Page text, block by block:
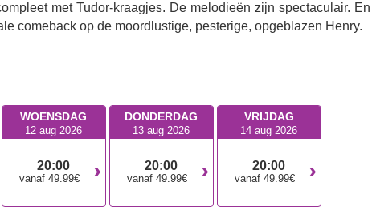
met Tudor-kraagjes. De melodieën zijn spectaculair. En
comeback op de moordlustige, pesterige, opgeblazen Henry.
WOENSDAG
12 aug 2026
20:00
vanaf 49.99€
DONDERDAG
13 aug 2026
20:00
vanaf 49.99€
VRIJDAG
14 aug 2026
20:00
vanaf 49.99€